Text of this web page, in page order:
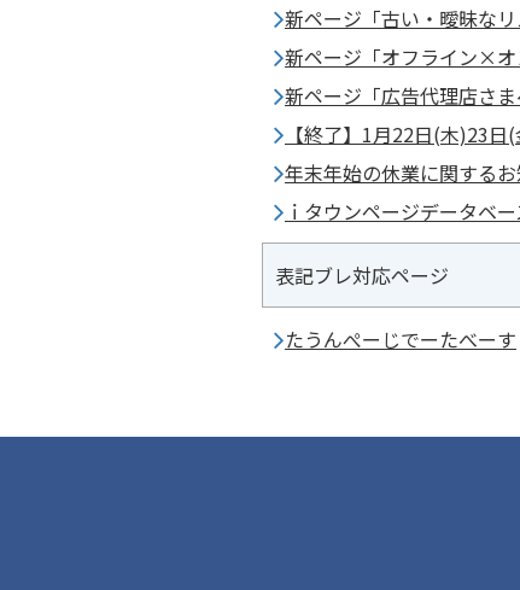
新ページ「古い・曖昧な
新ページ「オフライン×オ
新ページ「広告代理店さ
【終了】1月22日(木)23
年末年始の休業に関する
ｉタウンページデータベ
表記ブレ対応ページ
たうんぺーじでーたべーす